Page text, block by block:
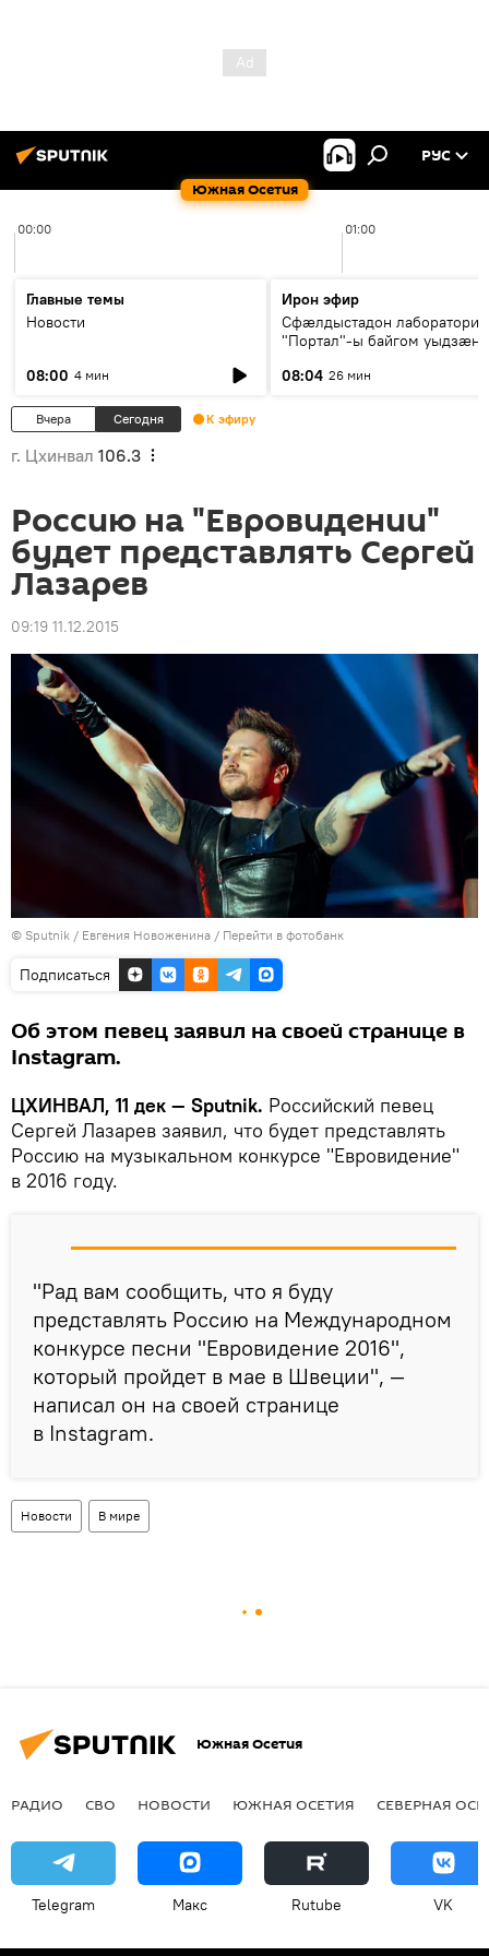
Южная Осетия
РУС
00:00 01:00
Главные темы
Новости
08:00 4 мин
Ирон эфир
Сфæлдыстадон лаборатори
"Портал"-ы байгом уыдзæн
Æхсары куыстыты равдыст
08:04 26 мин
Вчера Сегодня К эфиру
г. Цхинвал 106.3
Россию на "Евровидении"
будет представлять Сергей
Лазарев
09:19 11.12.2015
© Sputnik / Евгения Новоженина / Перейти в фотобанк
Подписаться
Об этом певец заявил на своей странице в
Instagram.
ЦХИНВАЛ, 11 дек — Sputnik. Российский певец
Сергей Лазарев заявил, что будет представлять
Россию на музыкальном конкурсе "Евровидение"
в 2016 году.
"Рад вам сообщить, что я буду
представлять Россию на Международном
конкурсе песни "Евровидение 2016",
который пройдет в мае в Швеции", —
написал он на своей странице
в Instagram.
Новости В мире
Южная Осетия
РАДИО СВО НОВОСТИ ЮЖНАЯ ОСЕТИЯ СЕВЕРНАЯ
Telegram Макс Rutube VK